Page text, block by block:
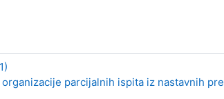
organizacije parcijalnih ispita iz nastavnih